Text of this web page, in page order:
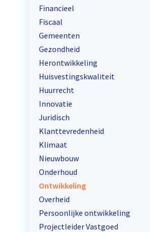
Financieel
Fiscaal
Gemeenten
Gezondheid
Herontwikkeling
Huisvestingskwaliteit
Huurrecht
Innovatie
Juridisch
Klanttevredenheid
Klimaat
Nieuwbouw
Onderhoud
Ontwikkeling
Overheid
Persoonlijke ontwikkeling
Projectleider Vastgoed